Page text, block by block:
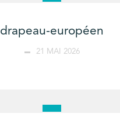
drapeau-européen
21 MAI 2026